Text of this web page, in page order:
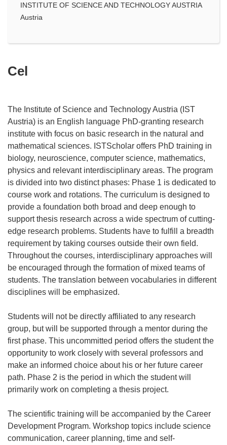
INSTITUTE OF SCIENCE AND TECHNOLOGY AUSTRIA
Austria
Cel
The Institute of Science and Technology Austria (IST
Austria) is an English language PhD-granting research
institute with focus on basic research in the natural and
mathematical sciences. ISTScholar offers PhD training in
biology, neuroscience, computer science, mathematics,
physics and relevant interdisciplinary areas. The program
is divided into two distinct phases: Phase 1 is dedicated to
course work and rotations. The curriculum is designed to
provide a foundation both broad and deep enough to
support thesis research across a wide spectrum of cutting-
edge research problems. Students have to fulfill a breadth
requirement by taking courses outside their own field.
Throughout the courses, interdisciplinary approaches will
be encouraged through the formation of mixed teams of
students. The translation between vocabularies in different
disciplines will be emphasized.
Students will not be directly affiliated to any research
group, but will be supported through a mentor during the
first phase. This uncommitted period offers the student the
opportunity to work closely with several professors and
make an informed choice about his or her future career
path. Phase 2 is the period in which the student will
primarily work on completing a thesis project.
The scientific training will be accompanied by the Career
Development Program. Workshop topics include science
communication, career planning, time and self-